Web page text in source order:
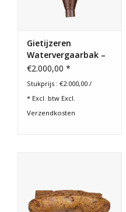
Gietijzeren
Watervergaarbak –
Gedateerd 1908 –
regenpijptrechter
€2.000,00 *
Stukprijs : €2.000,00 /
* Excl. btw Excl.
Verzendkosten